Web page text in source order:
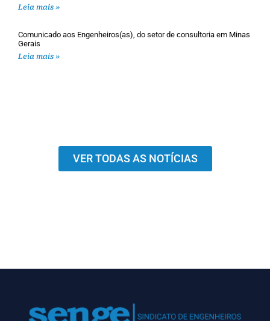
Leia mais »
Comunicado aos Engenheiros(as), do setor de consultoria em Minas
Gerais
Leia mais »
VER TODAS AS NOTÍCIAS